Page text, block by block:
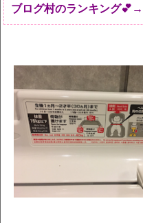
ブログ村のランキング💕→